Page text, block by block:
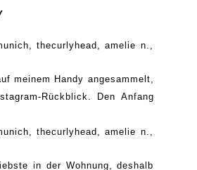
meinem Handy angesammelt,
Rückblick. Den Anfang
in der Wohnung, deshalb